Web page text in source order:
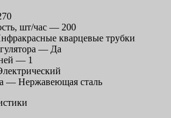
шт/час — 200
кварцевые трубки
— Да
— 1
— Нержавеющая сталь